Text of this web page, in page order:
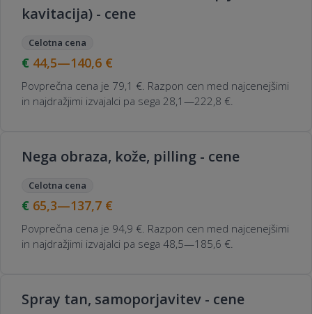
kavitacija) - cene
Celotna cena
44,5—140,6 €
Povprečna cena je 79,1 €. Razpon cen med najcenejšimi
in najdražjimi izvajalci pa sega 28,1—222,8 €.
Nega obraza, kože, pilling - cene
Celotna cena
65,3—137,7 €
Povprečna cena je 94,9 €. Razpon cen med najcenejšimi
in najdražjimi izvajalci pa sega 48,5—185,6 €.
Spray tan, samoporjavitev - cene